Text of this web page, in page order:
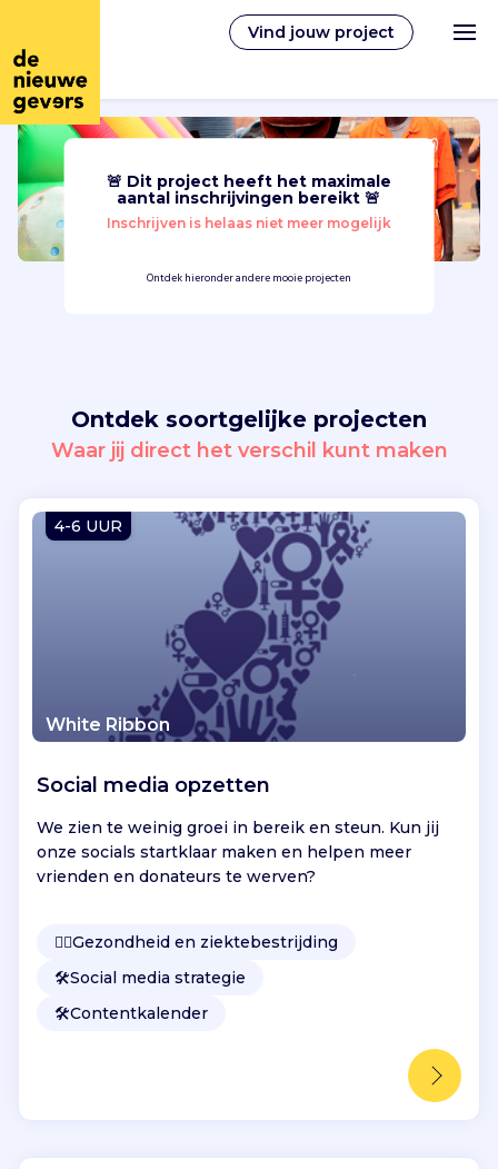
Vind jouw project
Nederlands
Vrijwilligerswerk
Vind jouw project
Inloggen
🚨 Dit project heeft het maximale
aantal inschrijvingen bereikt 🚨
Inschrijven is helaas niet meer mogelijk
Ontdek hieronder andere mooie projecten
Ontdek soortgelijke projecten
Waar jij direct het verschil kunt maken
4-6 UUR
White Ribbon
Social media opzetten
We zien te weinig groei in bereik en steun. Kun jij
onze socials startklaar maken en helpen meer
vrienden en donateurs te werven?
👩‍⚕️Gezondheid en ziektebestrijding
🛠️Social media strategie
🛠️Contentkalender